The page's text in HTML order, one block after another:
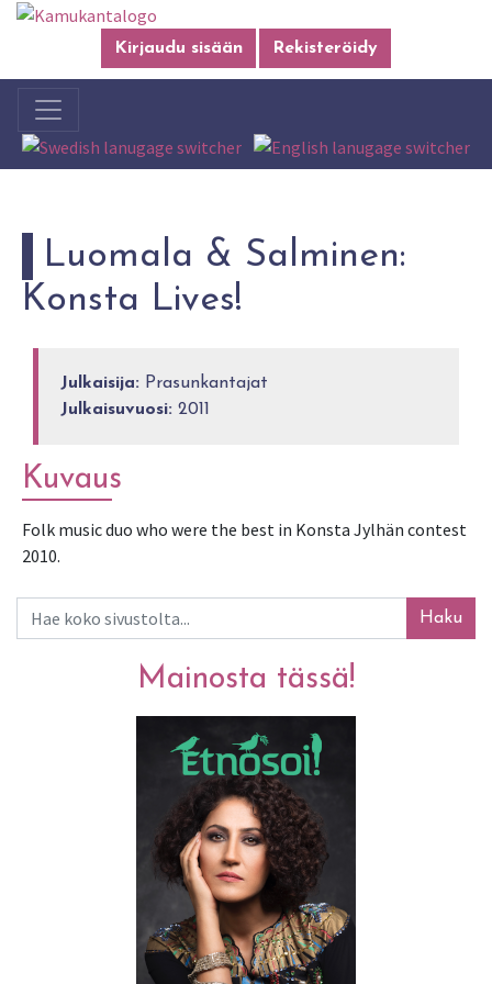
Kirjaudu sisään Rekisteröidy
Luomala & Salminen:
Konsta Lives!
Julkaisija: Prasunkantajat
Julkaisuvuosi: 2011
Kuvaus
Folk music duo who were the best in Konsta Jylhän contest
2010.
Haku
Mainosta tässä!